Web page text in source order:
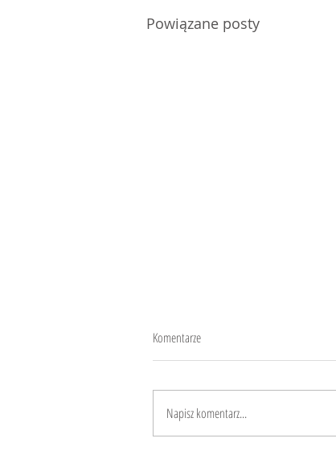
Powiązane posty
Komentarze
Napisz komentarz...